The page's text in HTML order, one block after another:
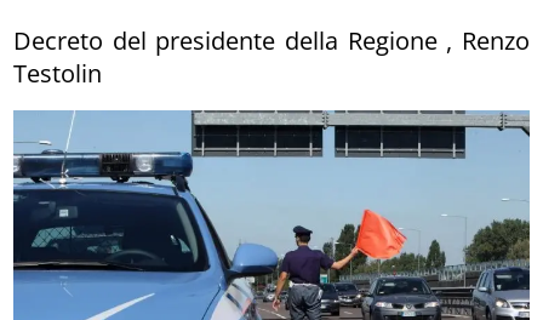
Decreto del presidente della Regione , Renzo
Testolin